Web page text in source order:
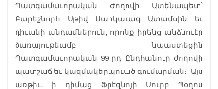
Պատգամաւորական Ժողովի Ատենապետ՝
Բարեշնորհ Սթիվ Սարկաւագ Ատամսին եւ
դիւանի անդամներուն, որոնք իրենց անձնուէր
ծառայութեամբ նպաստեցին
Պատգամաւորական 99-րդ Ընդհանուր ժողովի
պատշաճ եւ կազմակերպուած գումարման։ Այս
առթիւ, ի դիմաց Ֆրէզնոյի Սուրբ Պօղոս